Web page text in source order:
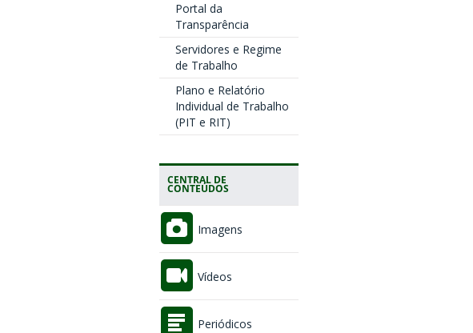
Portal da
Transparência
Servidores e Regime
de Trabalho
Plano e Relatório
Individual de Trabalho
(PIT e RIT)
CENTRAL DE
CONTEÚDOS
Imagens
Vídeos
Periódicos